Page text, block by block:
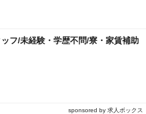
フ/未経験・学歴不問/寮・家賃補助
sponsored by 求人ボックス